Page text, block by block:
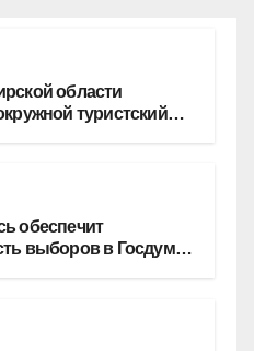
области
туристский
обеспечит
выборов в Госдуму